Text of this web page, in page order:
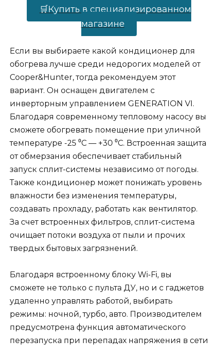
🛒Купить в специализированном
магазине
Если вы выбираете какой кондиционер для
обогрева лучше среди недорогих моделей от
Cooper&Hunter, тогда рекомендуем этот
вариант. Он оснащен двигателем с
инверторным управлением GENERATION VI.
Благодаря современному тепловому насосу вы
сможете обогревать помещение при уличной
температуре -25 ⁰С — +30 ⁰С. Встроенная защита
от обмерзания обеспечивает стабильный
запуск сплит-системы независимо от погоды.
Также кондиционер может понижать уровень
влажности без изменения температуры,
создавать прохладу, работать как вентилятор.
За счет встроенных фильтров, сплит-система
очищает потоки воздуха от пыли и прочих
твердых бытовых загрязнений.
Благодаря встроенному блоку Wi-Fi, вы
сможете не только с пульта ДУ, но и с гаджетов
удаленно управлять работой, выбирать
режимы: ночной, турбо, авто. Производителем
предусмотрена функция автоматического
перезапуска при перепадах напряжения в сети